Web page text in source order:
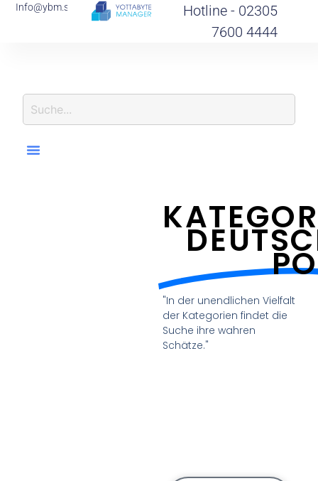
Info@ybm.support
Hotline - 02305
7600 4444
"In der unendlichen Vielfalt
der Kategorien findet die
Suche ihre wahren
Schätze."